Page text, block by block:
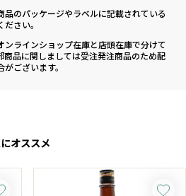
品のパッケージやラベルに記載されている
さい。
ンラインショップ在庫と店頭在庫で分けて
商品に関しましては受注発注商品のため配
ございます。
オススメ